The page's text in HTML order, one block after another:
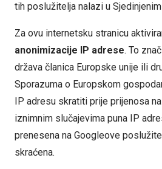
tih poslužitelja nalazi u
Za ovu internetsku stranicu
anonimizacije IP adrese. To
država članica Europske unije ili
Sporazuma o Europskom
IP adresu skratiti prije prijenosa
iznimnim slučajevima puna IP
prenesena na Googleove
skraćena.